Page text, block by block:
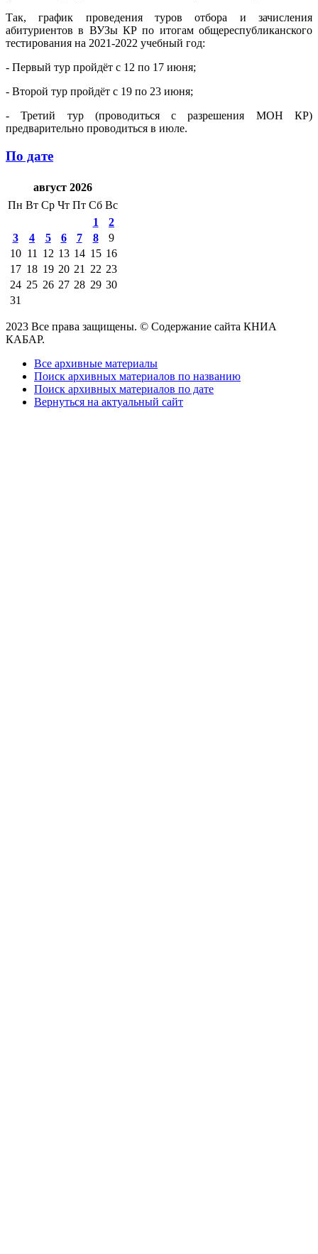
Так, график проведения туров отбора и зачисления
абитуриентов в ВУЗы КР по итогам общереспубликанского
тестирования на 2021-2022 учебный год:
- Первый тур пройдёт с 12 по 17 июня;
- Второй тур пройдёт с 19 по 23 июня;
- Третий тур (проводиться с разрешения МОН КР)
предварительно проводиться в июле.
По дате
август 2026
Пн Вт Ср Чт Пт Сб Вс
1
2
3
4 5 6 7 8
9
10 11 12 13 14 15 16
17 18 19 20 21 22 23
24 25 26 27 28 29 30
31
2023 Все права защищены. © Содержание сайта КНИА
КАБАР.
Все архивные материалы
Поиск архивных материалов по названию
Поиск архивных материалов по дате
Вернуться на актуальный сайт